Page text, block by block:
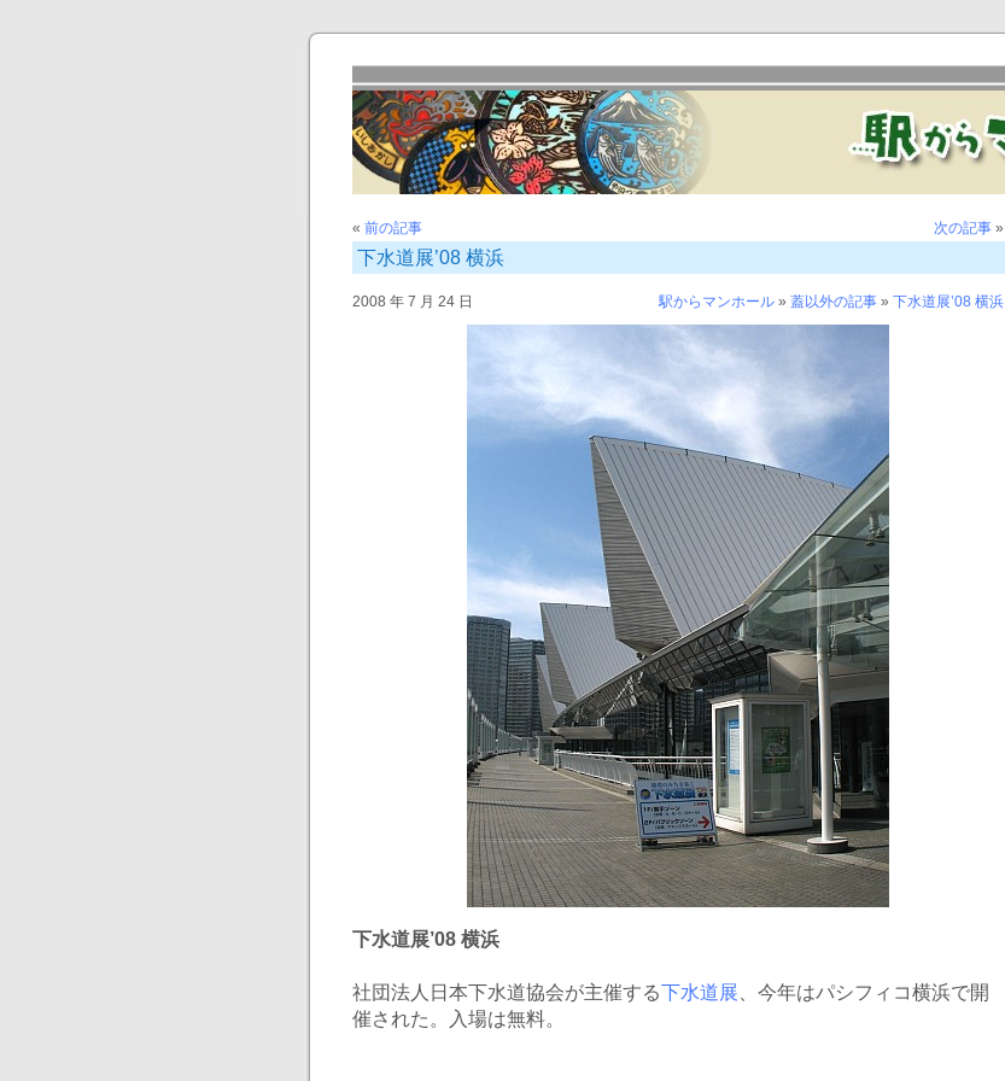
« 前の記事 次の記事 »
下水道展’08 横浜
2008 年 7 月 24 日 駅からマンホール » 蓋以外の記事 » 下水道展’08 横浜
下水道展’08 横浜
社団法人日本下水道協会が主催する下水道展 、今年はパシフィコ横浜で開
催された。入場は無料。